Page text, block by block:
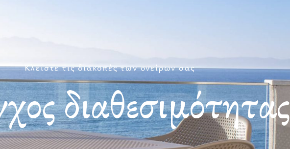
Κλείστε τις διακοπές των ονείρων σας
διαθεσιμότητας